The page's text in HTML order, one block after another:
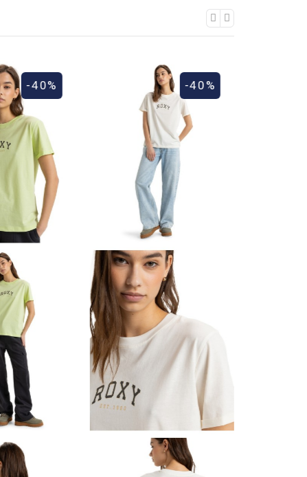
-40% -40%